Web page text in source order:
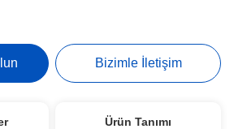
Bizimle İletişim
Ürün Tanımı